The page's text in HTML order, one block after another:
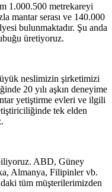
1.000.500 metrekareyi
mantar serası ve 140.000
bulunmaktadır. Şu anda
üretiyoruz.
neslimizin şirketimizi
20 yılı aşkın deneyime
yetiştirme evleri ve ilgili
tek elden
ABD, Güney
Almanya, Filipinler vb.
tüm müşterilerimizden